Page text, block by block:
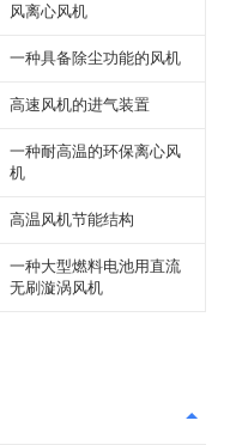
风离心风机
一种具备除尘功能的风机
高速风机的进气装置
一种耐高温的环保离心风
机
高温风机节能结构
一种大型燃料电池用直流
无刷漩涡风机